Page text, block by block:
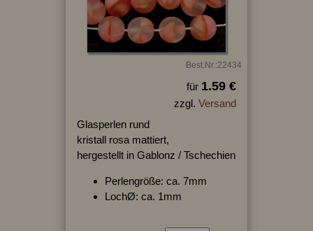
Best.Nr.:22434
für 1.59 €
zzgl. Versand
Glasperlen rund
kristall rosa mattiert,
hergestellt in Gablonz / Tschechien
Perlengröße: ca. 7mm
LochØ: ca. 1mm